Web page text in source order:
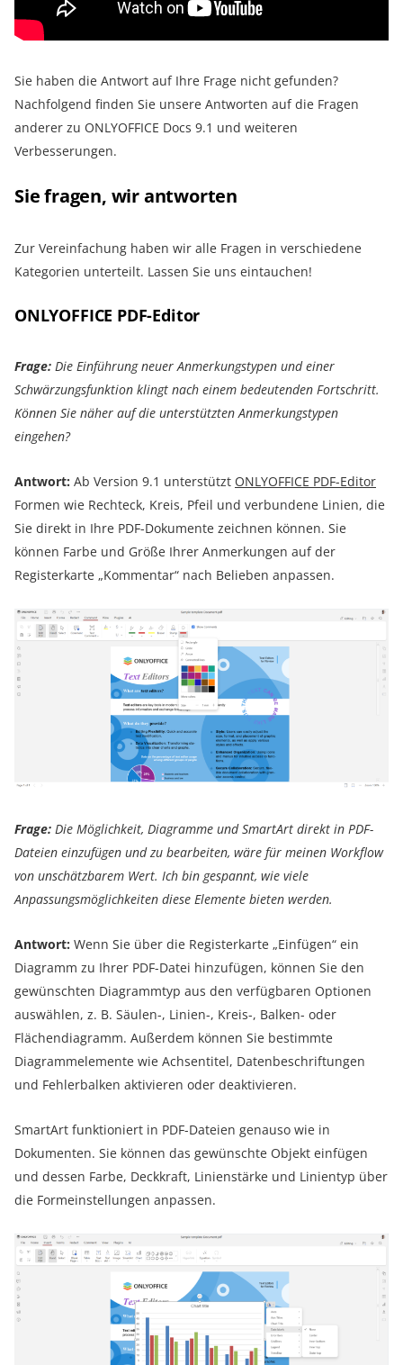
Sie haben die Antwort auf Ihre Frage nicht gefunden?
Nachfolgend finden Sie unsere Antworten auf die Fragen
anderer zu ONLYOFFICE Docs 9.1 und weiteren
Verbesserungen.
Sie fragen, wir antworten
Zur Vereinfachung haben wir alle Fragen in verschiedene
Kategorien unterteilt. Lassen Sie uns eintauchen!
ONLYOFFICE PDF-Editor
Frage: Die Einführung neuer Anmerkungstypen und einer
Schwärzungsfunktion klingt nach einem bedeutenden Fortschritt.
Können Sie näher auf die unterstützten Anmerkungstypen
eingehen?
Antwort: Ab Version 9.1 unterstützt ONLYOFFICE PDF-Editor
Formen wie Rechteck, Kreis, Pfeil und verbundene Linien, die
Sie direkt in Ihre PDF-Dokumente zeichnen können. Sie
können Farbe und Größe Ihrer Anmerkungen auf der
Registerkarte „Kommentar“ nach Belieben anpassen.
Frage: Die Möglichkeit, Diagramme und SmartArt direkt in PDF-
Dateien einzufügen und zu bearbeiten, wäre für meinen Workflow
von unschätzbarem Wert. Ich bin gespannt, wie viele
Anpassungsmöglichkeiten diese Elemente bieten werden.
Antwort: Wenn Sie über die Registerkarte „Einfügen“ ein
Diagramm zu Ihrer PDF-Datei hinzufügen, können Sie den
gewünschten Diagrammtyp aus den verfügbaren Optionen
auswählen, z. B. Säulen-, Linien-, Kreis-, Balken- oder
Flächendiagramm. Außerdem können Sie bestimmte
Diagrammelemente wie Achsentitel, Datenbeschriftungen
und Fehlerbalken aktivieren oder deaktivieren.
SmartArt funktioniert in PDF-Dateien genauso wie in
Dokumenten. Sie können das gewünschte Objekt einfügen
und dessen Farbe, Deckkraft, Linienstärke und Linientyp über
die Formeinstellungen anpassen.